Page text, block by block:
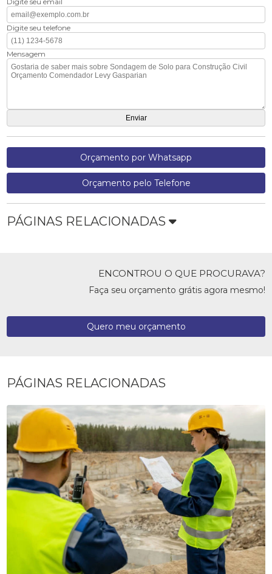
Digite seu telefone
Mensagem
Orçamento por Whatsapp
Orçamento pelo Telefone
PÁGINAS RELACIONADAS
ENCONTROU O QUE PROCURAVA?
Faça seu orçamento grátis agora mesmo!
Quero meu orçamento
PÁGINAS RELACIONADAS